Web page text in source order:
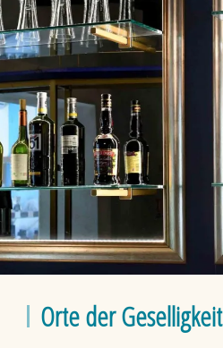
Orte der Geselligkeit